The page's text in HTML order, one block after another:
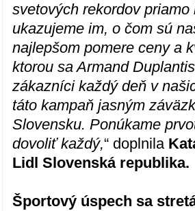
svetových rekordov
ukazujeme im, o čom sú
najlepšom pomere ceny a
ktorou sa Armand
zákazníci každý deň v
táto kampaň jasným
Slovensku. Ponúkame
dovoliť každý,“ doplnila
Lidl Slovenská republika.
Športový úspech sa